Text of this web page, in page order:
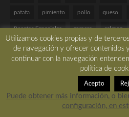
patata pimiento pollo queso
Recetas Especiales romero salmon
sin frutos secos sin gluten sin huevo
tomate Técnicas de cocina verduras
Copyright © 2017 All rights reserved. -
Utilizamos cookies propias y de
de navegación y ofrecer contenidos
continuar con la navegación
política de
Acepto
Puede obtener más información, o
configuración, en